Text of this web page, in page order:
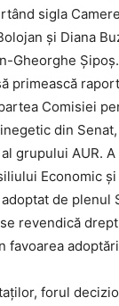
sigla
și Diana
Gheorghe
primească
Comisiei
din
grupului AUR.
Economic
de plenul
revendică drept
favoarea
forul